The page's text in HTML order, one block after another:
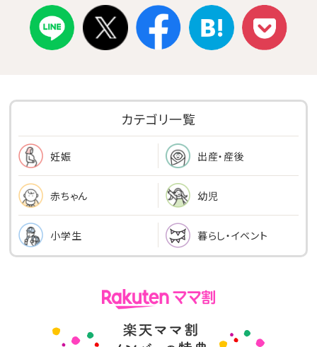
カテゴリ一覧
妊娠 出産・産後
赤ちゃん 幼児
小学生 暮らし・イベント